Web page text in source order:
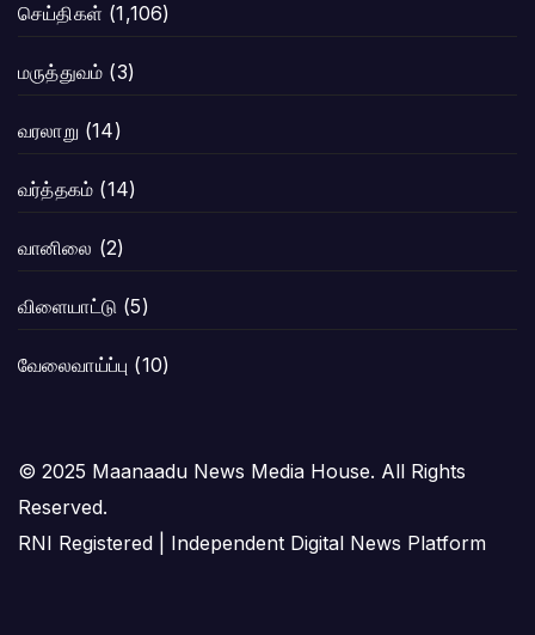
செய்திகள் (1,106)
மருத்துவம் (3)
வரலாறு (14)
வர்த்தகம் (14)
வானிலை (2)
விளையாட்டு (5)
வேலைவாய்ப்பு (10)
© 2025 Maanaadu News Media House. All Rights
Reserved.
RNI Registered | Independent Digital News Platform